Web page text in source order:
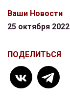
Ваши Новости
25 октября 2022
ПОДЕЛИТЬСЯ